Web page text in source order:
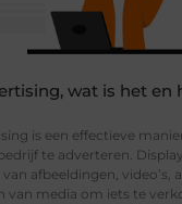
wat is het en
is een effectieve
te adverteren.
afbeeldingen, video’s,
van media om iets te